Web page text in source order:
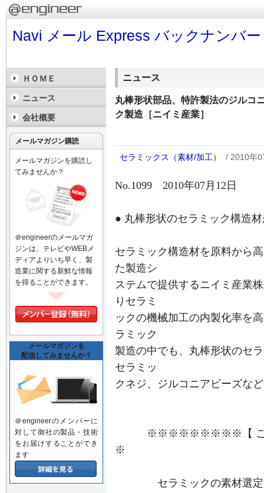
Navi メール Express バックナンバー
ニュース
丸棒形状部品、特許製法のジルコ
ク製造［ニイミ産業］
セラミックス（素材/加工） / 2010年
No.1099 2010年07月12日
● 丸棒形状のセラミック構造
セラミック構造材を原料から
た製造シ
ステムで提供するニイミ産業
りセラミ
ックの機械加工の内製化率を
ラミック
製造の中でも、丸棒形状のセ
セラミッ
クネジ、ジルコニアビーズな
※※※※※※※※※【 ここ
※
セラミックの素材選定、
ＨＯＭＥ
ニュース
会社概要
メールマガジン購読
メールマガジンを購読し
てみませんか？
＠engineerのメールマガ
ジンは、テレビやWEBメ
ディアよりいち早く、製
造業に関する新鮮な情報
を得ることができます。
メールマガジンを
配信してみませんか？
＠engineerのメンバーに
対して御社の製品・技術
をお届けすることができ
ます